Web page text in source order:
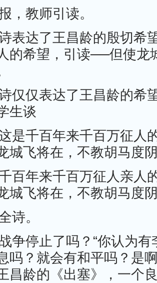
，教师引读。
表达了王昌龄的殷切希
的希望，引读──但使龙
仅仅表达了王昌龄的希
生谈
是千百年来千百万征人
飞将在，不教胡马度
百年来千百万征人亲人
飞将在，不教胡马度
诗。
争停止了吗？“你认为
吗？就会有和平吗？是
昌龄的《出塞》，一个